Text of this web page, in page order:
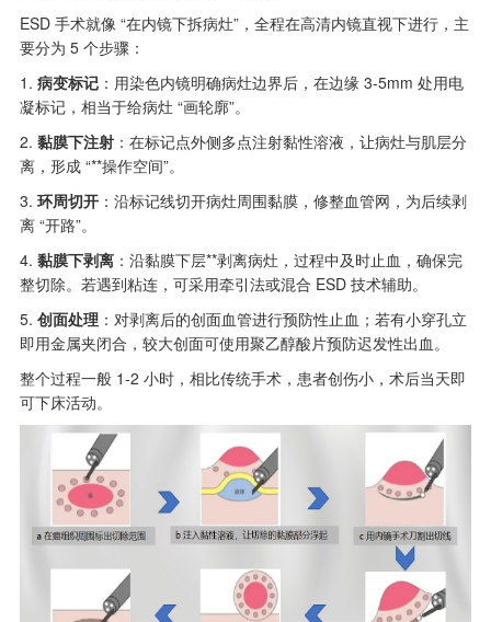
ESD 手术就像 “在内镜下拆病灶”，全程在高清内镜直视下进行，主
要分为 5 个步骤：
1. 病变标记：用染色内镜明确病灶边界后，在边缘 3-5mm 处用电
凝标记，相当于给病灶 “画轮廓”。
2. 黏膜下注射：在标记点外侧多点注射黏性溶液，让病灶与肌层分
离，形成 “**操作空间”。
3. 环周切开：沿标记线切开病灶周围黏膜，修整血管网，为后续剥
离 “开路”。
4. 黏膜下剥离：沿黏膜下层**剥离病灶，过程中及时止血，确保完
整切除。若遇到粘连，可采用牵引法或混合 ESD 技术辅助。
5. 创面处理：对剥离后的创面血管进行预防性止血；若有小穿孔立
即用金属夹闭合，较大创面可使用聚乙醇酸片预防迟发性出血。
整个过程一般 1-2 小时，相比传统手术，患者创伤小，术后当天即
可下床活动。